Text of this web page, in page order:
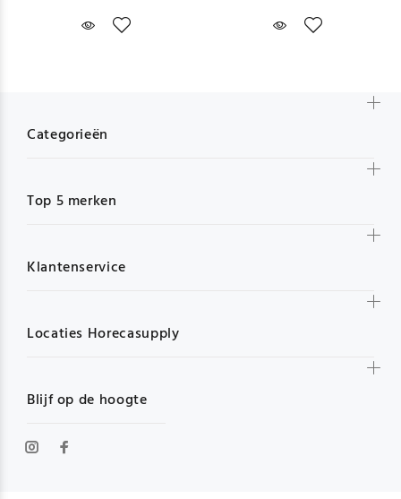
Blijf op de hoogte
Categorieën
Top 5 merken
Klantenservice
Locaties Horecasupply